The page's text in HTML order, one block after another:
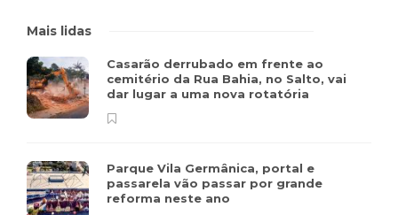
Mais lidas
Casarão derrubado em frente ao
cemitério da Rua Bahia, no Salto, vai
dar lugar a uma nova rotatória
Parque Vila Germânica, portal e
passarela vão passar por grande
reforma neste ano